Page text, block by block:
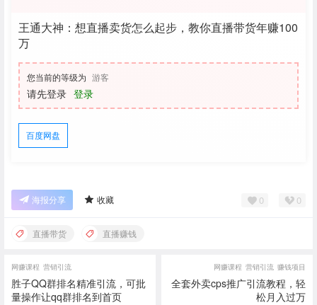
王通大神：想直播卖货怎么起步，教你直播带货年赚100
万
您当前的等级为 游客
请先登录 登录
百度网盘
海报分享 收藏 0 0
直播带货 直播赚钱
网赚课程 营销引流
胜子QQ群排名精准引流，可批
量操作让qq群排名到首页
网赚课程 营销引流 赚钱项目
全套外卖cps推广引流教程，轻
松月入过万